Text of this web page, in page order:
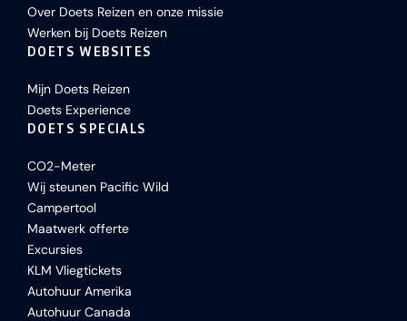
Over Doets Reizen en onze missie
Werken bij Doets Reizen
DOETS WEBSITES
Mijn Doets Reizen
Doets Experience
DOETS SPECIALS
CO2-Meter
Wij steunen Pacific Wild
Campertool
Maatwerk offerte
Excursies
KLM Vliegtickets
Autohuur Amerika
Autohuur Canada